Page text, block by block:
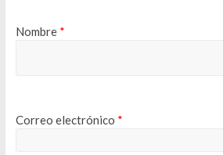
Nombre *
Correo electrónico *